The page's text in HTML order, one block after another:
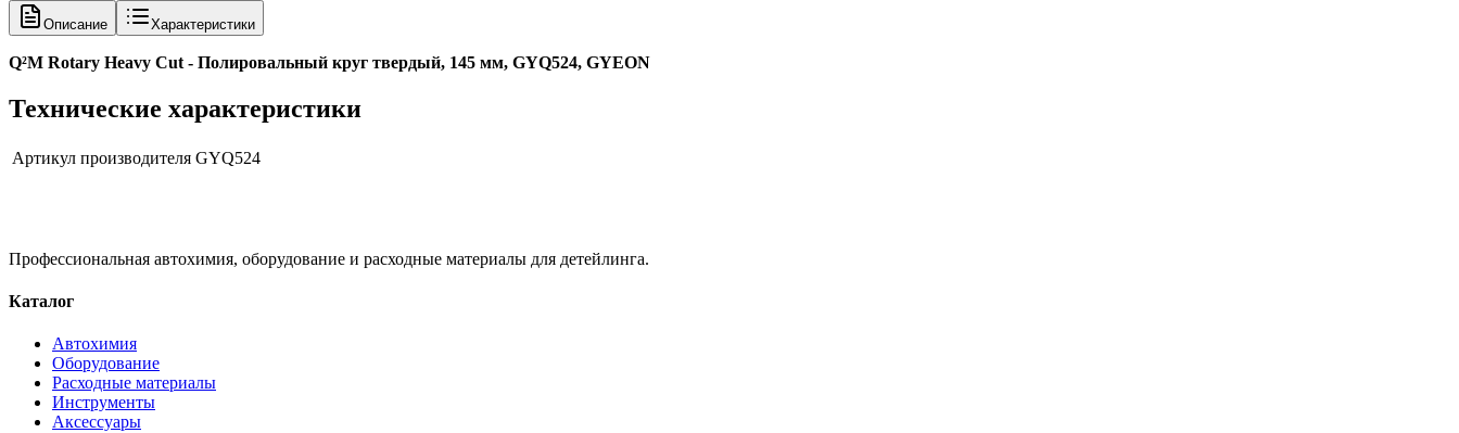
Описание Характеристики
Q²M Rotary Heavy Cut - Полировальный круг твердый, 145 мм, GYQ524, GYEON
Технические характеристики
Артикул производителя GYQ524
Профессиональная автохимия, оборудование и расходные материалы для детейлинга.
Каталог
Автохимия
Оборудование
Расходные материалы
Инструменты
Аксессуары